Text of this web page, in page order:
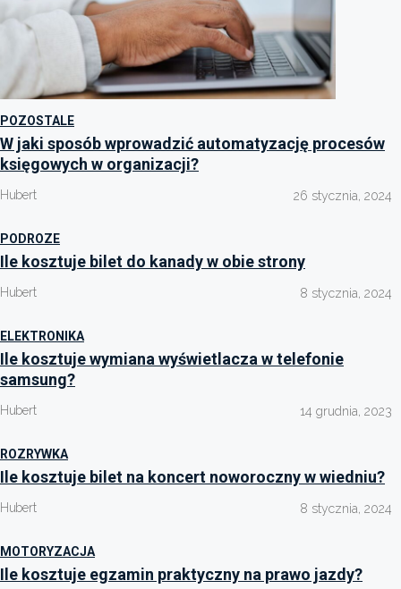
POZOSTALE
W jaki sposób wprowadzić automatyzację procesów
księgowych w organizacji?
Hubert 26 stycznia, 2024
PODROZE
Ile kosztuje bilet do kanady w obie strony
Hubert 8 stycznia, 2024
ELEKTRONIKA
Ile kosztuje wymiana wyświetlacza w telefonie
samsung?
Hubert 14 grudnia, 2023
ROZRYWKA
Ile kosztuje bilet na koncert noworoczny w wiedniu?
Hubert 8 stycznia, 2024
MOTORYZACJA
Ile kosztuje egzamin praktyczny na prawo jazdy?